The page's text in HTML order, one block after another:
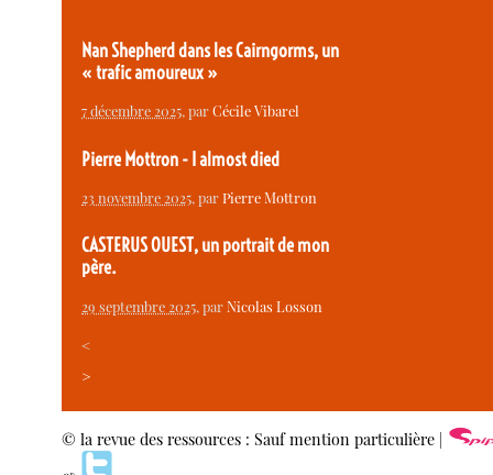
Nan Shepherd dans les Cairngorms, un
« trafic amoureux »
7 décembre 2025, parCécile Vibarel
Pierre Mottron - I almost died
23 novembre 2025, parPierre Mottron
CASTERUS OUEST, un portrait de mon
père.
29 septembre 2025, parNicolas Losson
<
>
© la revue des ressources : Sauf mention particulière |